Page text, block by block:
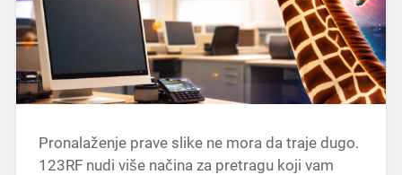
Pronalaženje prave slike ne mora da traje dugo.
123RF nudi više načina za pretragu koji vam